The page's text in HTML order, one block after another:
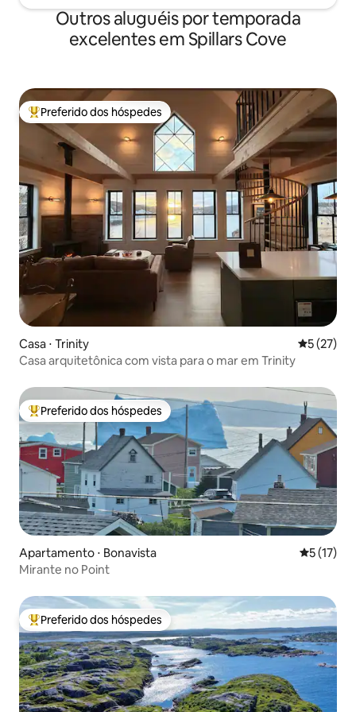
Outros aluguéis por temporada
excelentes em Spillars Cove
Entre os melhores preferidos dos hóspedes
Preferido dos hóspedes
Casa ⋅ Trinity 5 de uma
5 (27)
Casa arquitetônica com vista para o mar em Trinity
Entre os melhores preferidos dos hóspedes
Preferido dos hóspedes
Apartamento ⋅ Bonavista 5 de uma
5 (17)
Mirante no Point
Entre os melhores preferidos dos hóspedes
Preferido dos hóspedes